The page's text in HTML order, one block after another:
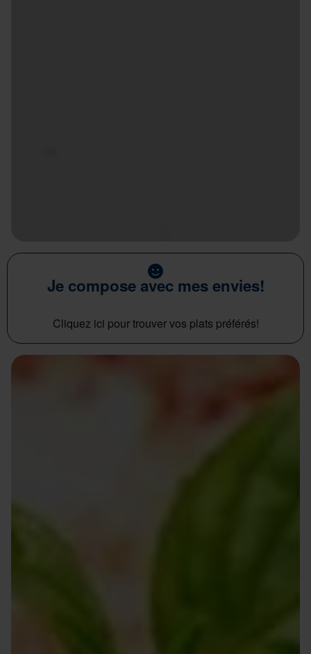
Je compose avec mes envies!
Cliquez ici pour trouver vos plats préférés!